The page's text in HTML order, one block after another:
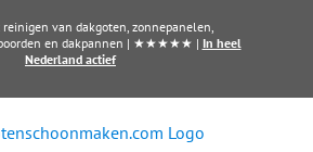
reinigen van dakgoten, zonnepanelen,
en dakpannen | ★★★★★ | In heel
Nederland actief